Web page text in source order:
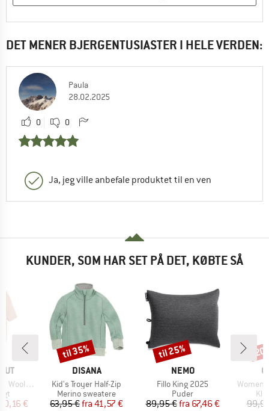
DET MENER BJERGENTUSIASTER I HELE VERDEN:
Paula
28.02.2025
0 0
Ja, jeg ville anbefale produktet til en ven
KUNDER, SOM HAR SET PÅ DET, KØBTE SÅ
Fleece
pris
€
MÆRKE
DISANA
Artikel
Kid's Troyer Half-Zip
Produktgruppe
Merino sweatere
Pris
63,95 € Nedsat pris
fra 41,57 €
Rabat
til 35%
MÆRKE
NEMO
Artikel
Fillo King 2025
Produktgruppe
Puder
Pris
89,95 € Nedsat pris
fra 67,46 €
Rabat
til 25%
Artikel